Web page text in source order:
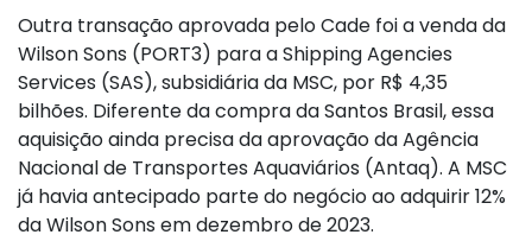
Outra transação aprovada pelo Cade foi a venda da
Wilson Sons (PORT3) para a Shipping Agencies
Services (SAS), subsidiária da MSC, por R$ 4,35
bilhões. Diferente da compra da Santos Brasil, essa
aquisição ainda precisa da aprovação da Agência
Nacional de Transportes Aquaviários (Antaq). A MSC
já havia antecipado parte do negócio ao adquirir 12%
da Wilson Sons em dezembro de 2023.